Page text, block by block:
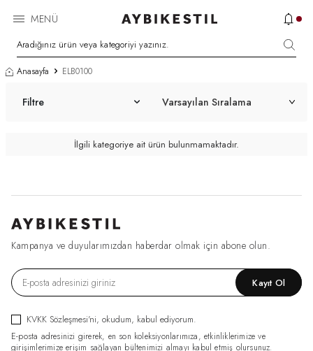
MENÜ
Anasayfa ELB0100
Filtre
İlgili kategoriye ait ürün bulunmamaktadır.
Kampanya ve duyularımızdan haberdar olmak için abone olun.
Kayıt Ol
KVKK Sözleşmesi'ni, okudum, kabul ediyorum.
E-posta adresinizi girerek, en son koleksiyonlarımıza, etkinliklerimize ve
girişimlerimize erişim sağlayan bültenimizi almayı kabul etmiş olursunuz.